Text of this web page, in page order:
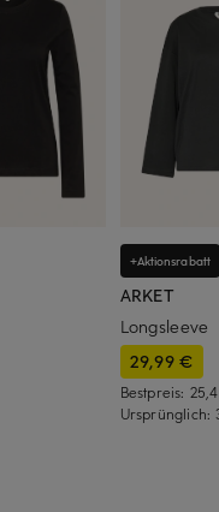
+Aktionsrabatt
ARKET
Longsleeve
29,99 €
Bestpreis:
Ursprünglich: